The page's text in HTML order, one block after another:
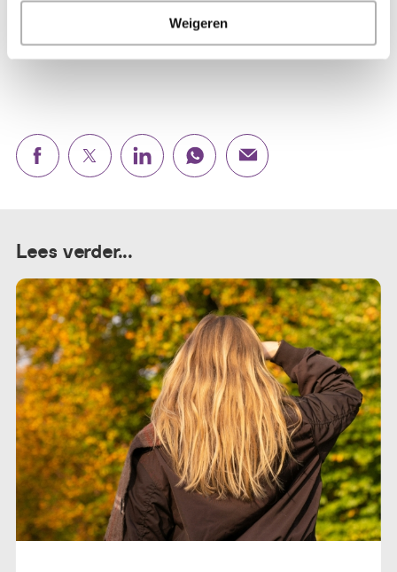
Weigeren
Lees verhalen over
baarmoederhalskanker
Lees verder...